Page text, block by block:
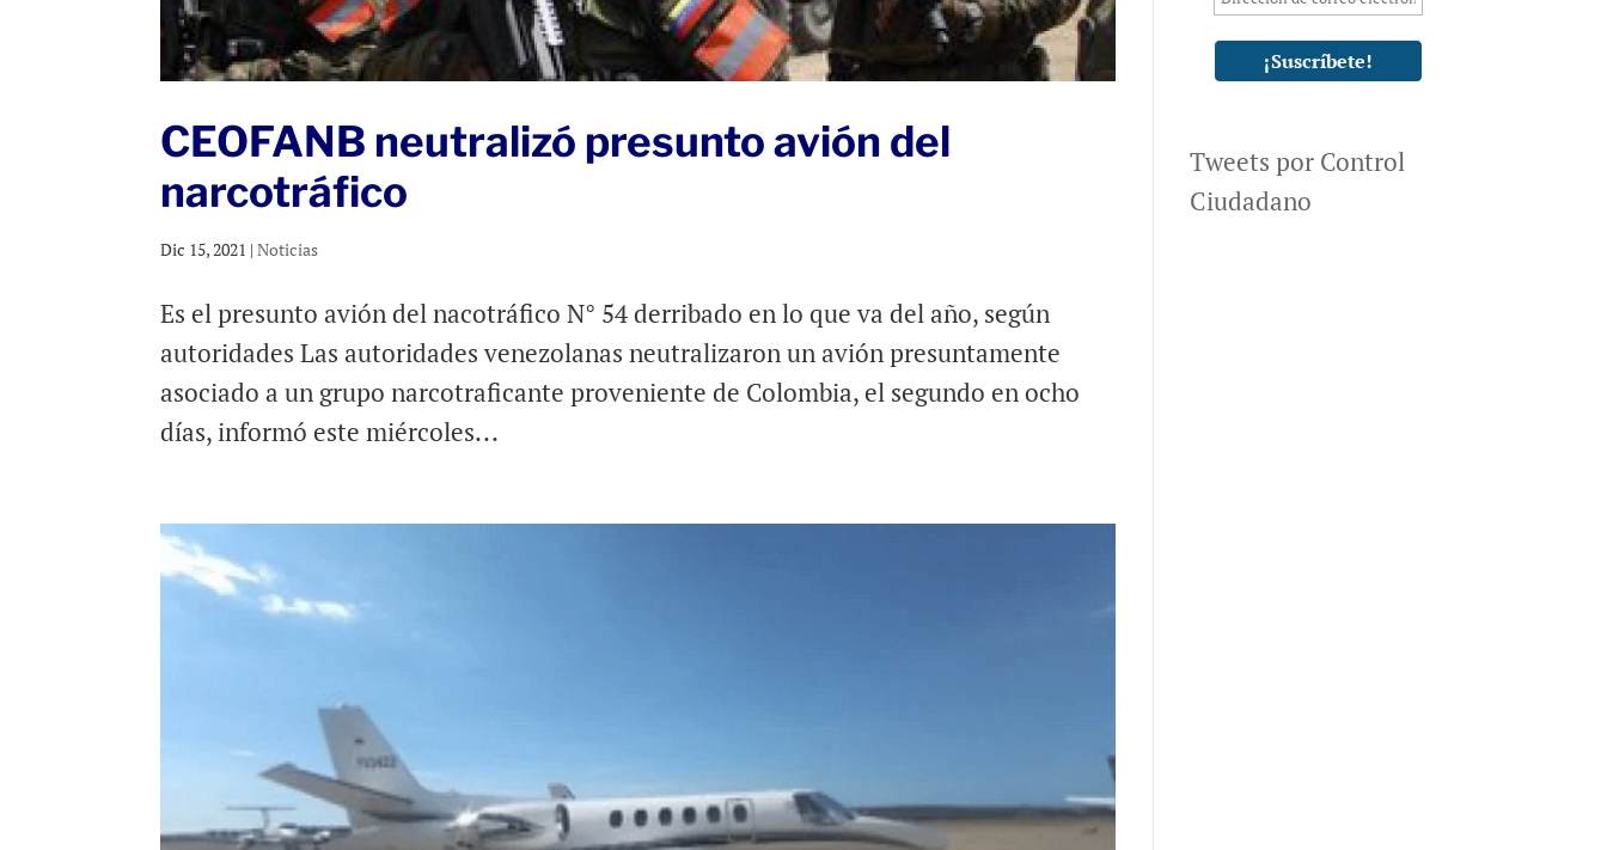
CEOFANB neutralizó presunto avión del
narcotráfico
Dic 15, 2021 |Noticias
Es el presunto avión del nacotráfico N° 54 derribado en lo que va del año, según
autoridades Las autoridades venezolanas neutralizaron un avión presuntamente
asociado a un grupo narcotraficante proveniente de Colombia, el segundo en ocho
días, informó este miércoles...
Tweets por Control
Ciudadano